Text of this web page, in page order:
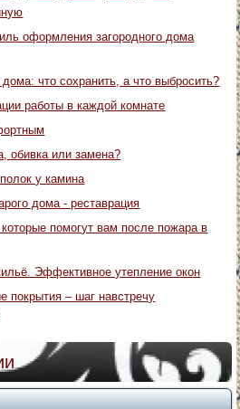
оформления загородного дома
что сохранить, а что выбросить?
работы в каждой комнате
обивка или замена?
у камина
дома - реставрация
помогут вам после пожара в
Эффективное утепление окон
покрытия – шаг навстречу